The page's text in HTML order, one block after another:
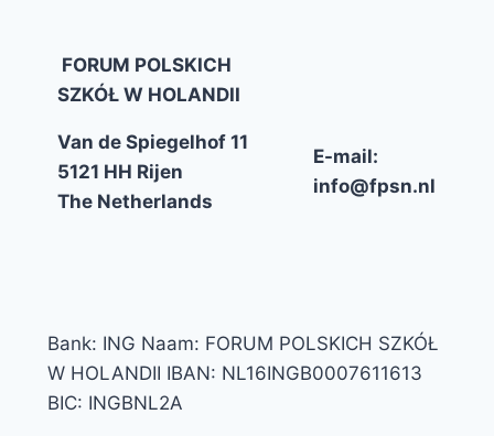
FORUM POLSKICH
SZKÓŁ W HOLANDII
Van de Spiegelhof 11
5121 HH Rijen
The Netherlands
E-mail:
info@fpsn.nl
Bank: ING Naam: FORUM POLSKICH SZKÓŁ
W HOLANDII IBAN: NL16INGB0007611613
BIC: INGBNL2A